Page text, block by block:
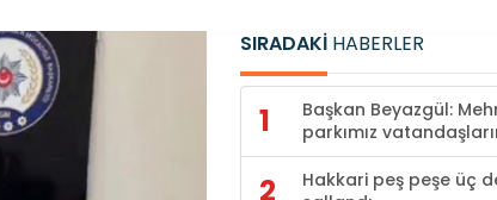
SIRADAKİ HABERLER
1
Başkan Beyazgül:
parkımız
2
Hakkari peş peşe üç